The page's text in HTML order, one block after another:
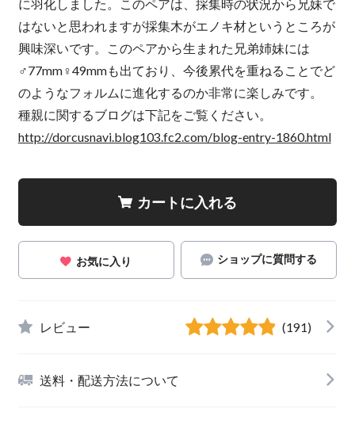
に羽化しました。このペアは、採集時の状況から兄妹で
はないと思われますが採集木がエノキ材というところが
興味深いです。このペアから生まれた兄弟姉妹には
♂77mm♀49mmも出ており、今後累代を重ねることでど
のようなフォルムに進化するのか非常に楽しみです。
種親に関するブログは下記をご覧ください。
http://dorcusnavi.blog103.fc2.com/blog-entry-1860.html
カートに入れる
お気に入り ショップに質問する
レビュー (191)
送料・配送方法について